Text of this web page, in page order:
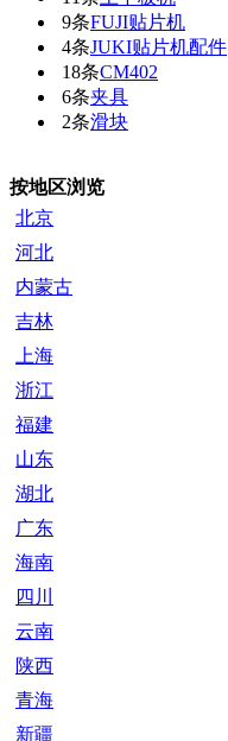
9条FUJI贴片机
4条JUKI贴片机配件
18条CM402
6条夹具
2条滑块
按地区浏览
北京
河北
内蒙古
吉林
上海
浙江
福建
山东
湖北
广东
海南
四川
云南
陕西
青海
新疆